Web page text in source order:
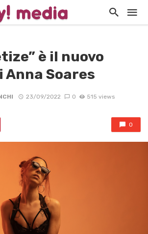
è il nuovo
Anna Soares
23/09/2022 0 515 views
0